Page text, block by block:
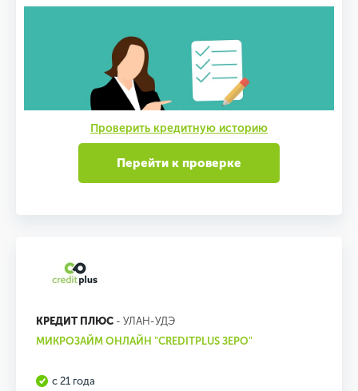
Проверить кредитную историю
Перейти к проверке
КРЕДИТ ПЛЮС - УЛАН-УДЭ
МИКРОЗАЙМ ОНЛАЙН "CREDITPLUS ЗЕРО"
с 21 года